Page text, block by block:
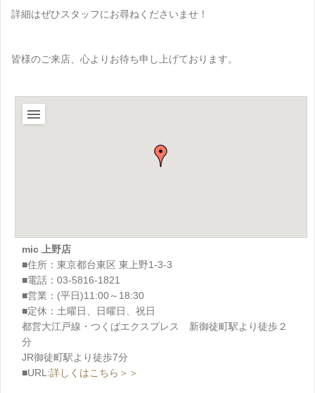
詳細はぜひスタッフにお尋ねくださいませ！
皆様のご来店、心よりお待ち申し上げております。
mic 上野店
■住所：東京都台東区 東上野1-3-3
■電話：03-5816-1821
■営業：(平日)11:00～18:30
■定休：土曜日、日曜日、祝日
都営大江戸線・つくばエクスプレス 新御徒町駅より徒歩２
分
JR御徒町駅より徒歩7分
■URL:詳しくはこちら＞＞